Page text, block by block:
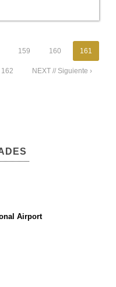
159 160 161
162 NEXT // Siguiente ›
Airport